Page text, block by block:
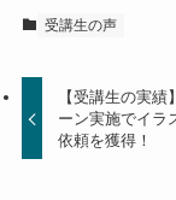
受講生の声
【受講生の実績
ーン実施でイラ
依頼を獲得！